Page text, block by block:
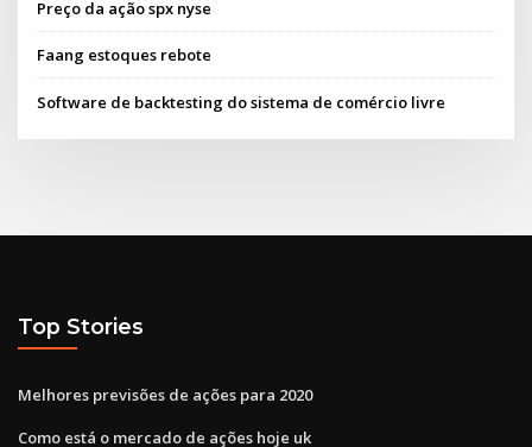
Preço da ação spx nyse
Faang estoques rebote
Software de backtesting do sistema de comércio livre
Top Stories
Melhores previsões de ações para 2020
Como está o mercado de ações hoje uk